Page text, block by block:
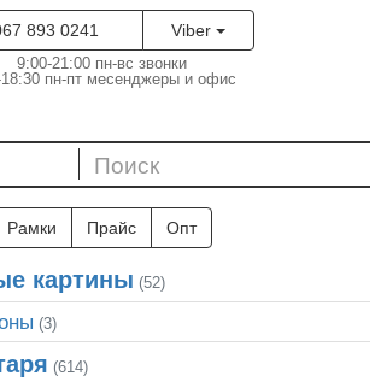
893 0241 Viber
9:00-21:00 пн-вс звонки
пн-пт месенджеры и офис
Рамки Прайс Опт
картины (52)
(3)
(614)